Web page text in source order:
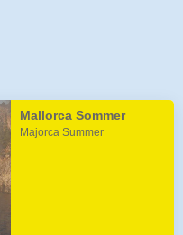
Mallorca Sommer
Majorca Summer